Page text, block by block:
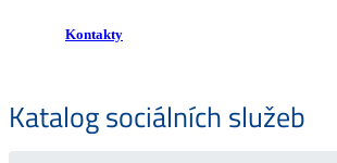
Kontakty
Katalog sociálních služeb